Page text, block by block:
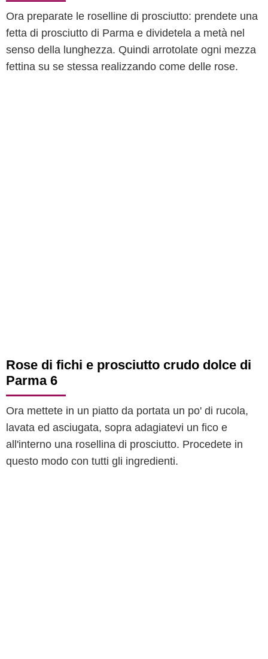
Ora preparate le roselline di prosciutto: prendete una
fetta di prosciutto di Parma e dividetela a metà nel
senso della lunghezza. Quindi arrotolate ogni mezza
fettina su se stessa realizzando come delle rose.
Rose di fichi e prosciutto crudo dolce di
Parma 6
Ora mettete in un piatto da portata un po' di rucola,
lavata ed asciugata, sopra adagiatevi un fico e
all'interno una rosellina di prosciutto. Procedete in
questo modo con tutti gli ingredienti.